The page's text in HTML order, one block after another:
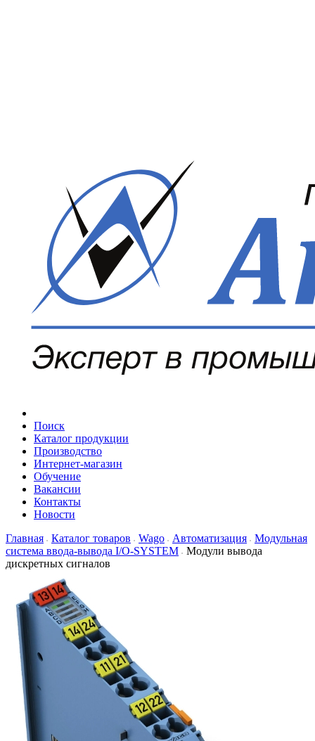
Поиск
Каталог продукции
Производство
Интернет-магазин
Обучение
Вакансии
Контакты
Новости
Главная
Каталог товаров Wago Автоматизация
Модульная
система ввода-вывода I/O-SYSTEM
Модули вывода
дискретных сигналов